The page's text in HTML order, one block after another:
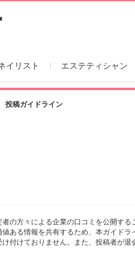
イリスト エステティシャン
投稿ガイドライン
の方々による企業の口コミを公開す
ある情報を共有するため、本ガイドラ
付けておりません。また、投稿者が退